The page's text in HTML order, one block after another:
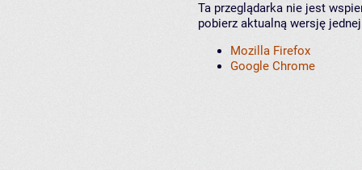
Ta przeglądarka nie jest
pobierz aktualną wersję
Mozilla Firefox
Google Chrome